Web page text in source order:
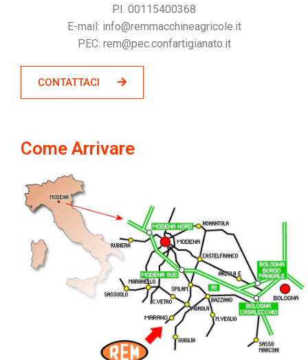
P.I. 00115400368
E-mail: info@remmacchineagricole.it
PEC: rem@pec.confartigianato.it
CONTATTACI
Come Arrivare